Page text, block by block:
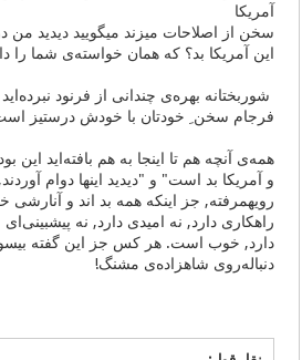
آمریکا
سخن از اصلاحات میزند میگویید دیدید
این آمریکا بد؟ که همان خواسته‌ی شما را
شوربختانه بهره‌‌ی چندانی از فرنود
فرجام سخن ِ خودتان با خودش درستیز
همه‌ی آنچه هم تا اینجا به هم بافته‌اید
و آمریکا بد است" و "دیدید اینها دوام
رویهمرفته, جز اینکه همه بد‌ اند و آنارشی
راهکاری دارد, نه امیدی دارد, نه پیشبینی‌ای
دارد, خوب است. هر کس جز این گفته
دنباله‌روی شاهزاده‌ی مشنگ!